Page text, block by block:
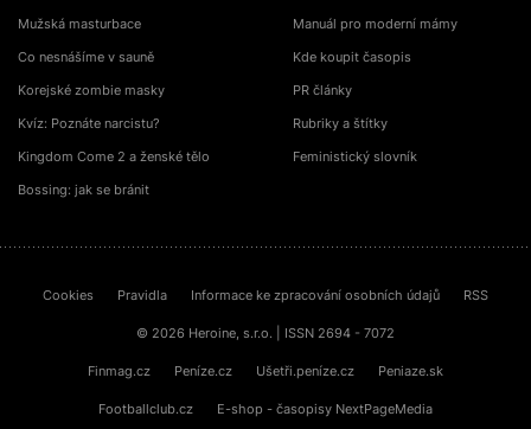
Mužská masturbace
Co nesnášíme v sauně
Korejské zombie masky
Kvíz: Poznáte narcistu?
Kingdom Come 2 a ženské tělo
Bossing: jak se bránit
Manuál pro moderní mámy
Kde koupit časopis
PR články
Rubriky a štítky
Feministický slovník
Cookies Pravidla Informace ke zpracování osobních údajů RSS
© 2026 Heroine, s.r.o. | ISSN 2694 - 7072
Finmag.cz Peníze.cz Ušetři.peníze.cz Peniaze.sk
Footballclub.cz E-shop - časopisy NextPageMedia